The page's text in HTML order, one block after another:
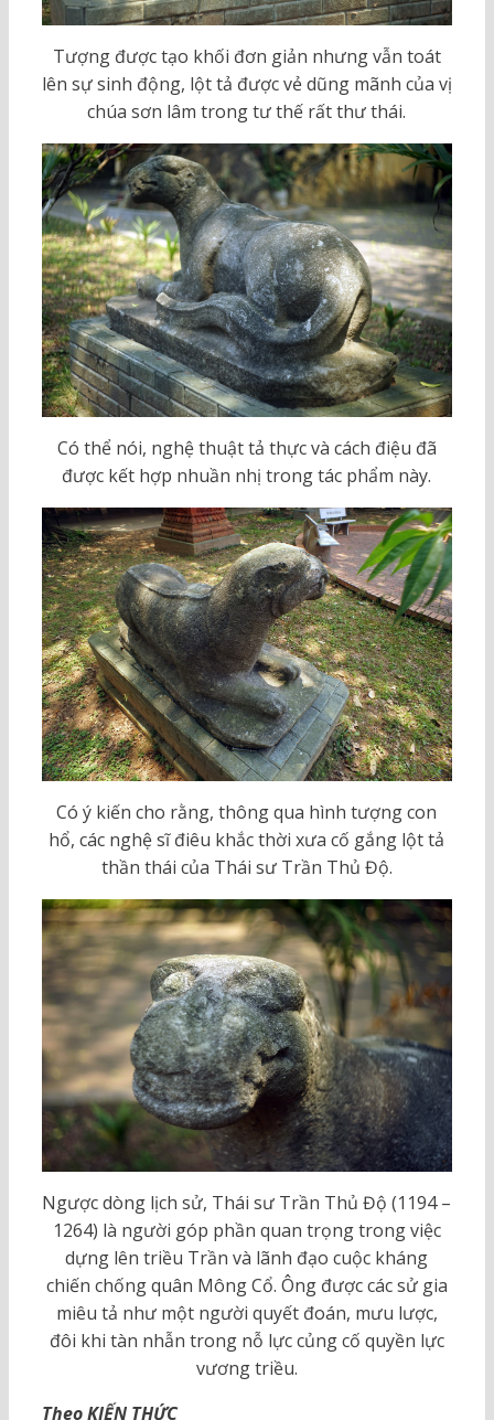
Tượng được tạo khối đơn giản nhưng vẫn toát
lên sự sinh động, lột tả được vẻ dũng mãnh của vị
chúa sơn lâm trong tư thế rất thư thái.
Có thể nói, nghệ thuật tả thực và cách điệu đã
được kết hợp nhuần nhị trong tác phẩm này.
Có ý kiến cho rằng, thông qua hình tượng con
hổ, các nghệ sĩ điêu khắc thời xưa cố gắng lột tả
thần thái của Thái sư Trần Thủ Độ.
Ngược dòng lịch sử, Thái sư Trần Thủ Độ (1194 –
1264) là người góp phần quan trọng trong việc
dựng lên triều Trần và lãnh đạo cuộc kháng
chiến chống quân Mông Cổ. Ông được các sử gia
miêu tả như một người quyết đoán, mưu lược,
đôi khi tàn nhẫn trong nỗ lực củng cố quyền lực
vương triều.
Theo KIẾN THỨC